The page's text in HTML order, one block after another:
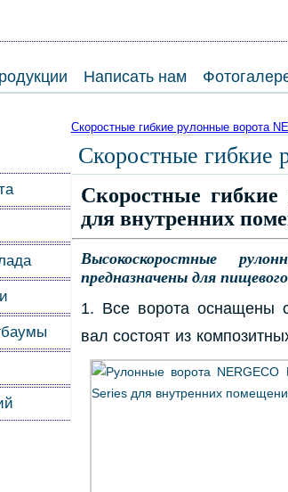
Написать нам
Скоростные гибкие рулонные ворота
Скоростные гибкие
Скоростные
для внутренних
Высокоскоростные
предназначены для
1. Все ворота оснащены
вал состоят из